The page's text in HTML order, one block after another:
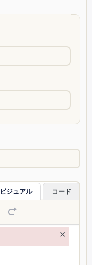
ビジュアル コード
×